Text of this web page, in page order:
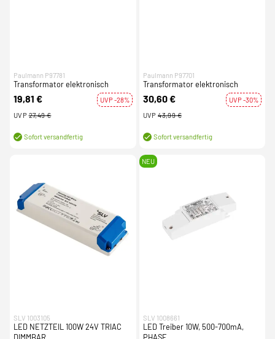
Paulmann P97781
Transformator elektronisch
19,81 €
UVP -28%
UVP 27,49 €
Sofort versandfertig
Paulmann P97701
Transformator elektronisch
30,60 €
UVP -30%
UVP 43,99 €
Sofort versandfertig
SLV 1003105
LED NETZTEIL 100W 24V TRIAC
NEU
SLV 1008661
LED Treiber 10W, 500-700mA,